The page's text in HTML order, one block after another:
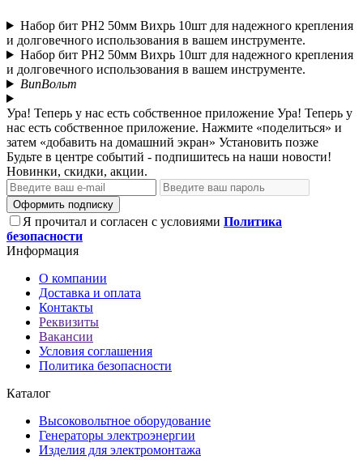
Набор бит PH2 50мм Вихрь 10шт для надежного крепления
и долговечного использования в вашем инструменте.
Набор бит PH2 50мм Вихрь 10шт для надежного крепления
и долговечного использования в вашем инструменте.
ВипВольт
Ура! Теперь у нас есть собственное приложение Ура! Теперь у
нас есть собственное приложение. Нажмите «поделиться» и
затем «добавить на домашний экран» Установить позже
Будьте в центре событий - подпишитесь на наши новости!
Новинки, скидки, акции.
Оформить подписку
Я прочитал и согласен с условиями Политика
безопасности
Информация
О компании
Доставка и оплата
Контакты
Реквизиты
Вакансии
Условия соглашения
Политика безопасности
Каталог
Высоковольтное оборудование
Генераторы электроэнергии
Изделия для электромонтажа